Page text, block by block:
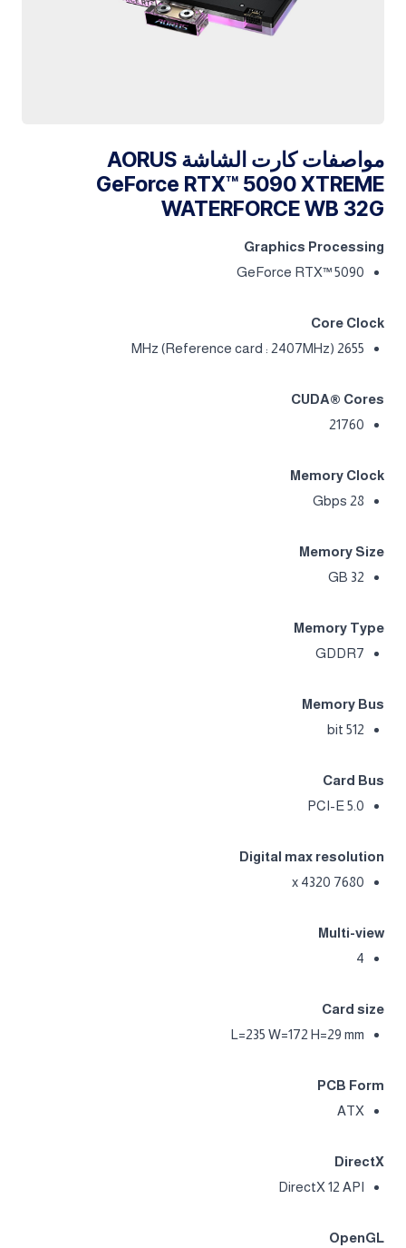
مواصفات كارت الشاشة AORUS
GeForce RTX™ 5090 XTREME
WATERFORCE WB 32G
Graphics Processing
GeForce RTX™ 5090
Core Clock
2655 MHz (Reference card : 2407MHz)
CUDA® Cores
21760
Memory Clock
28 Gbps
Memory Size
32 GB
Memory Type
GDDR7
Memory Bus
512 bit
Card Bus
PCI-E 5.0
Digital max resolution
7680 x 4320
Multi-view
4
Card size
L=235 W=172 H=29 mm
PCB Form
ATX
DirectX
DirectX 12 API
OpenGL